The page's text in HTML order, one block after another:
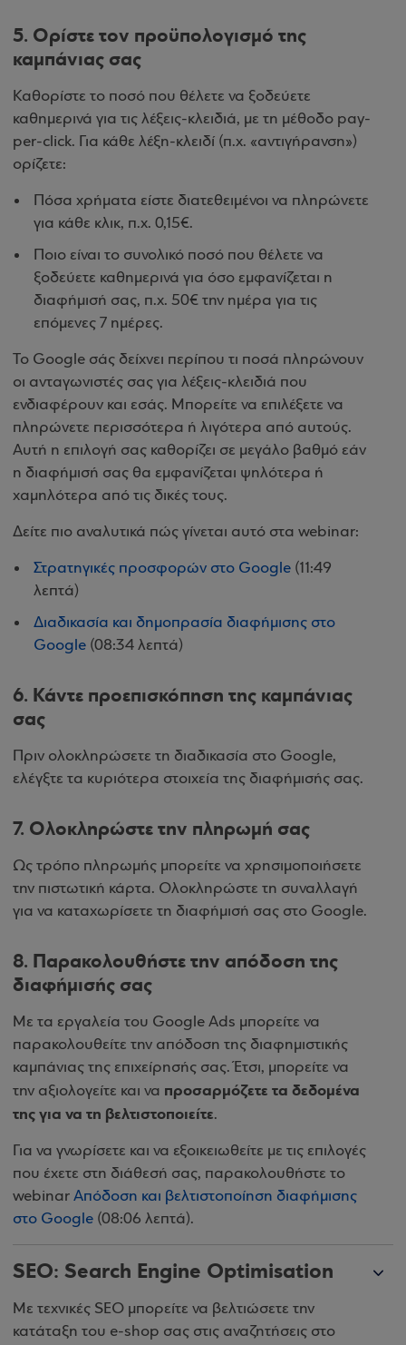
5. Ορίστε τον προϋπολογισμό της
καμπάνιας σας
Καθορίστε το ποσό που θέλετε να ξοδεύετε
καθημερινά για τις λέξεις-κλειδιά, με τη μέθοδο pay-
per-click. Για κάθε λέξη-κλειδί (π.χ. «αντιγήρανση»)
ορίζετε:
Πόσα χρήματα είστε διατεθειμένοι να πληρώνετε
για κάθε κλικ, π.χ. 0,15€.
Ποιο είναι το συνολικό ποσό που θέλετε να
ξοδεύετε καθημερινά για όσο εμφανίζεται η
διαφήμισή σας, π.χ. 50€ την ημέρα για τις
επόμενες 7 ημέρες.
Το Google σάς δείχνει περίπου τι ποσά πληρώνουν
οι ανταγωνιστές σας για λέξεις-κλειδιά που
ενδιαφέρουν και εσάς. Μπορείτε να επιλέξετε να
πληρώνετε περισσότερα ή λιγότερα από αυτούς.
Αυτή η επιλογή σας καθορίζει σε μεγάλο βαθμό εάν
η διαφήμισή σας θα εμφανίζεται ψηλότερα ή
χαμηλότερα από τις δικές τους.
Δείτε πιο αναλυτικά πώς γίνεται αυτό στα webinar:
Στρατηγικές προσφορών στο Google (11:49
λεπτά)
Διαδικασία και δημοπρασία διαφήμισης στο
Google (08:34 λεπτά)
6. Κάντε προεπισκόπηση της καμπάνιας
σας
Πριν ολοκληρώσετε τη διαδικασία στο Google,
ελέγξτε τα κυριότερα στοιχεία της διαφήμισής σας.
7. Ολοκληρώστε την πληρωμή σας
Ως τρόπο πληρωμής μπορείτε να χρησιμοποιήσετε
την πιστωτική κάρτα. Ολοκληρώστε τη συναλλαγή
για να καταχωρίσετε τη διαφήμισή σας στο Google.
8. Παρακολουθήστε την απόδοση της
διαφήμισής σας
Με τα εργαλεία του Google Ads μπορείτε να
παρακολουθείτε την απόδοση της διαφημιστικής
καμπάνιας της επιχείρησής σας. Έτσι, μπορείτε να
την αξιολογείτε και να προσαρμόζετε τα δεδομένα
της για να τη βελτιστοποιείτε.
Για να γνωρίσετε και να εξοικειωθείτε με τις επιλογές
που έχετε στη διάθεσή σας, παρακολουθήστε το
webinar Απόδοση και βελτιστοποίηση διαφήμισης
στο Google (08:06 λεπτά).
SEO: Search Engine Optimisation
Με τεχνικές SEO μπορείτε να βελτιώσετε την
κατάταξη του e-shop σας στις αναζητήσεις στο